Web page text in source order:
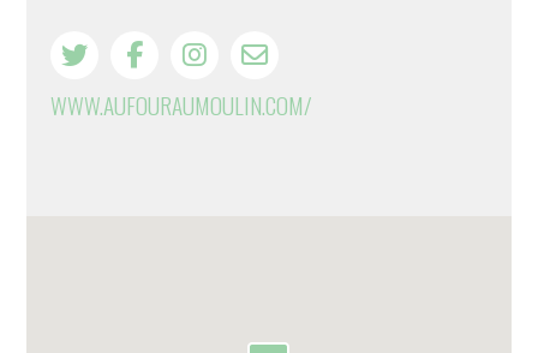
WWW.AUFOURAUMOULIN.COM/